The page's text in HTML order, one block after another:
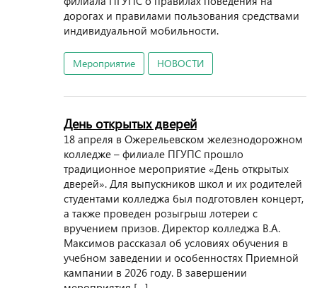
дорогах и правилами пользования средствами
индивидуальной мобильности.
Мероприятие НОВОСТИ
День открытых дверей
18 апреля в Ожерельевском железнодорожном
колледже – филиале ПГУПС прошло
традиционное мероприятие «День открытых
дверей». Для выпускников школ и их родителей
студентами колледжа был подготовлен концерт,
а также проведен розыгрыш лотереи с
вручением призов. Директор колледжа В.А.
Максимов рассказал об условиях обучения в
учебном заведении и особенностях Приемной
кампании в 2026 году. В завершении